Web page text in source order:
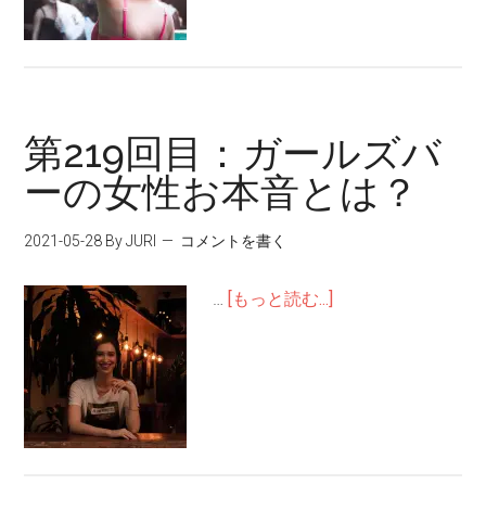
第219回目：ガールズバ
ーの女性お本音とは？
2021-05-28 By JURI コメントを書く
… [もっと読む...]